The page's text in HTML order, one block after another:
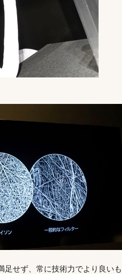
足せず、常に技術力でより良いも